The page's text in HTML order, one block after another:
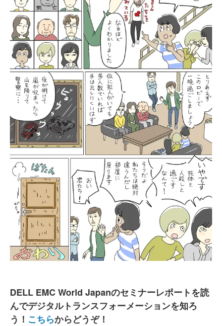
DELL EMC World Japanのセミナーレポートを読
んでデジタルトランスフォーメーションを知ろ
う！ こちらからどうぞ！